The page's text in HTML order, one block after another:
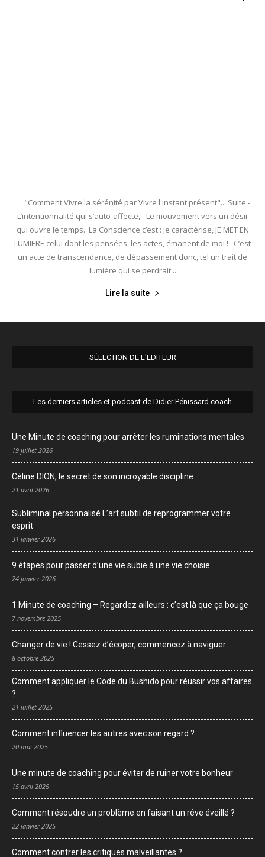
"Comment Vivre la sérénité par Vivre l'instant présent"... Suite -
L’intentionnalité qui s’auto-affecte, - Le mouvement vers un désir
qui ouvre le temps. La Conscience c’est : je caractérise, JE MET EN
LUMIERE celui dont les pensées, les actes, émanent de moi ! C’est
un acte de transcendance, de dépassement donc, tel un trait de
lumière qui se perdrait...
Lire la suite
SÉLECTION DE L'EDITEUR
Les derniers articles et podcast de Didier Pénissard coach
Une Minute de coaching pour arrêter les ruminations mentales
19 juillet 2026
Céline DION, le secret de son incroyable discipline
21 avril 2026
Subliminal personnalisé L’art subtil de reprogrammer votre
esprit
31 janvier 2026
9 étapes pour passer d’une vie subie à une vie choisie
24 janvier 2026
1 Minute de coaching – Regardez ailleurs : c’est là que ça bouge
7 novembre 2025
Changer de vie ! Cessez d’écoper, commencez à naviguer
8 octobre 2025
Comment appliquer le Code du Bushido pour réussir vos affaires
?
21 juillet 2025
Comment influencer les autres avec son regard ?
20 mai 2025
Une minute de coaching pour éviter de ruiner votre bonheur
15 avril 2025
Comment résoudre un problème en faisant un rêve éveillé ?
22 janvier 2025
Comment contrer les critiques malveillantes ?